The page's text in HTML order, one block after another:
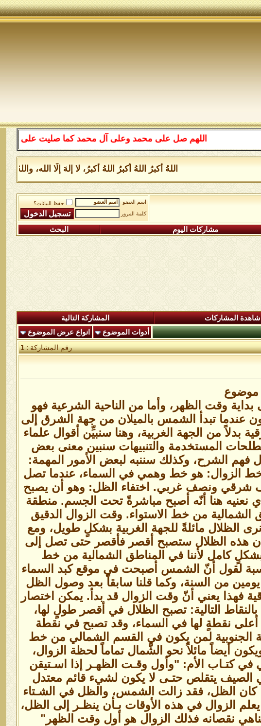
اللهم صل على محمد وعلى آل محمد كما صليت على إبراهيم
اللهُ أكبرُ اللهُ أكبرُ اللهُ أكبرُ، لا إلهَ إلَّا الله،
اسم العضو
حفظ البيانات؟
كلمة المرور
مشاركات اليوم البحث
شاهدة المشاركات
المشاركة التالية
أدوات الموضوع
انواع عرض الموضوع
رقم المشاركة :1
موضوع
وقت الظهر، وأما من الناحية الشرعية فهو
عندما تبدأ الشمس بالميلان من جهة الشرق إلى
من الجهة الغربية، وهنا سنبيِّن أقوال علماء
المستخدمة والتنبيهات سنبين معنى بعض
الشرح، وكذلك سننبه لبعض الأمور المهمة:
الزوال: هو خط وهمي في السماء، عندما تصل
شرقي ونصف غربي. اختفاء الظل: وهو أن يصبح
نعنيه هنا أنّه أصبح مباشرةً تحت الجسم. منطقة
الشمالية من خط الاستواء. وقت الزوال الدقيق
الظلال مائلةً للجهة الغربية بشكلٍ طويل، ومع
هذه الظلال ستصبح أقصر فأقصر حتى تصل إلى
كامل لأننا في المناطق الشمالية من خط
لقول أنّ الشمس أصبحت في موقع كبد السماء
من السنة، وكما قلنا سابقاً بعد وصول الظل
فهذا يعني أنّ وقت الزوال قد بدأ. يمكن اختصار
التالية: تصبح الظلال في أقصر طولٍ لها،
نقطةٍ لها في السماء، وقد تصبح في نقطة
لمن يكون في القسم الشمالي من خط
أيضاً مائلاً نحو الشَّمال تماماً لحظة الزوال،
كتـاب الأم: "وأول وقـت الظهـر إذا اسـتيقن
يتقلص حتـى لا يكون لشيء قائم معتدل
الظل، فقد زالت الشمس، والظل في الشـتاء
الزوال في هذه الأوقات بـأن ينظـر إلى الظل،
تناهي نقصانه فذلك الزوال هو أول وقت الظهر"